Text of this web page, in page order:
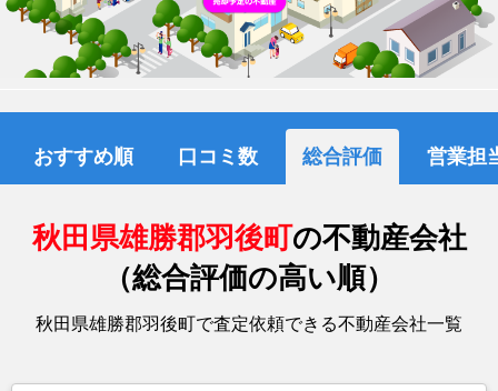
おすすめ順 口コミ数 総合評価 営業担
秋田県雄勝郡羽後町の不動産会社
（総合評価の高い順）
秋田県雄勝郡羽後町で査定依頼できる不動産会社一覧